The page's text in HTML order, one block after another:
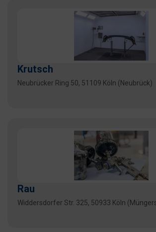
Krutsch
Neubrücker Ring 50, 51109 Köln (Neubrück)
Rau
Widdersdorfer Str. 325, 50933 Köln